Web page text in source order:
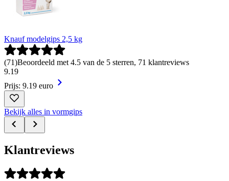
Knauf modelgips 2,5 kg
(71)Beoordeeld met 4.5 van de 5 sterren, 71 klantreviews
9.19
Prijs: 9.19 euro
Bekijk alles in vormgips
Klantreviews